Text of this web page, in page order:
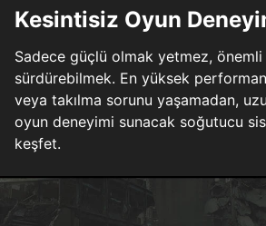
Kesintisiz Oyun
Sadece güçlü olmak yetmez,
sürdürebilmek. En yüksek
veya takılma sorunu yaşamadan,
oyun deneyimi sunacak soğutucu
keşfet.